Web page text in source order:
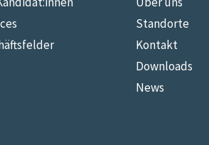
Standorte
Kontakt
Downloads
News